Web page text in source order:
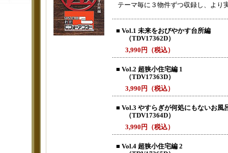
テーマ毎に３物件ずつ収録し、より
■ Vol.1 未来をおびやかす台所編
（TDV17362D）
3,990円（税込）
■ Vol.2 超狭小住宅編 1
（TDV17363D）
3,990円（税込）
■ Vol.3 やすらぎが何処にもないお風
（TDV17364D）
3,990円（税込）
■ Vol.4 超狭小住宅編 2